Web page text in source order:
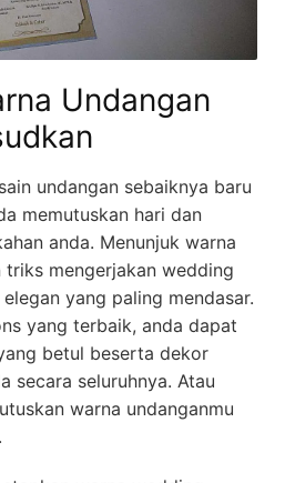
Undangan
undangan sebaiknya baru
memutuskan hari dan
anda. Menunjuk warna
mengerjakan wedding
yang paling mendasar.
yang terbaik, anda dapat
betul beserta dekor
secara seluruhnya. Atau
warna undanganmu